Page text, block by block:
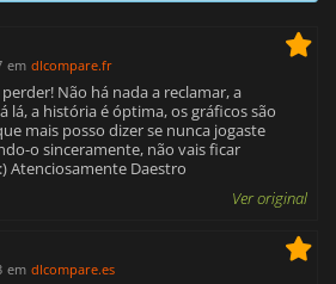
em dlcompare.fr
Não há nada a reclamar, a
lá, a história é óptima, os gráficos são
mais posso dizer se nunca jogaste
o sinceramente, não vais ficar
Atenciosamente Daestro
Ver original
em dlcompare.es